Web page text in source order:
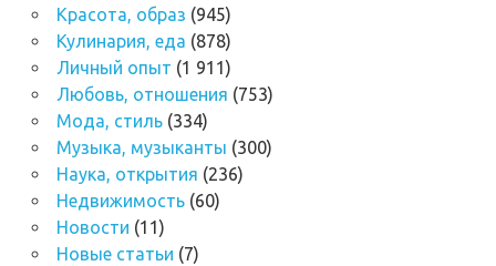
Красота, образ (945)
Кулинария, еда (878)
Личный опыт (1 911)
Любовь, отношения (753)
Мода, стиль(334)
Музыка, музыканты (300)
Наука, открытия (236)
Недвижимость(60)
Новости (11)
Новые статьи (7)